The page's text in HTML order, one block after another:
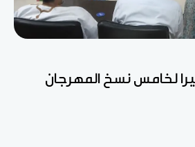
لخامس نسخ المهرجان